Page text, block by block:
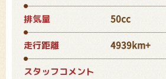
排気量 50cc
走行距離 4939km+
スタッフコメント